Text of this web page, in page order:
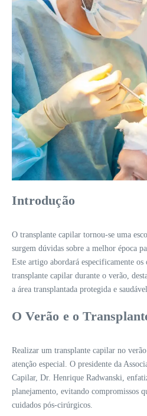
Introdução
O transplante capilar tornou-se uma
surgem dúvidas sobre a melhor época
Este artigo abordará especificamente os
transplante capilar durante o verão,
a área transplantada protegida e
O Verão e o
Realizar um transplante capilar no
atenção especial. O presidente da
Capilar, Dr. Henrique Radwanski,
planejamento, evitando compromissos
cuidados pós-cirúrgicos.